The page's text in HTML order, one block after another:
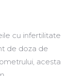
cu infertilitate
de doza de
acesta